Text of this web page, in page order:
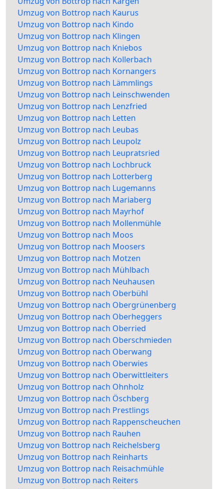
Umzug von Bottrop nach Kaurus
Umzug von Bottrop nach Kindo
Umzug von Bottrop nach Klingen
Umzug von Bottrop nach Kniebos
Umzug von Bottrop nach Kollerbach
Umzug von Bottrop nach Kornangers
Umzug von Bottrop nach Lämmlings
Umzug von Bottrop nach Leinschwenden
Umzug von Bottrop nach Lenzfried
Umzug von Bottrop nach Letten
Umzug von Bottrop nach Leubas
Umzug von Bottrop nach Leupolz
Umzug von Bottrop nach Leupratsried
Umzug von Bottrop nach Lochbruck
Umzug von Bottrop nach Lotterberg
Umzug von Bottrop nach Lugemanns
Umzug von Bottrop nach Mariaberg
Umzug von Bottrop nach Mayrhof
Umzug von Bottrop nach Mollenmühle
Umzug von Bottrop nach Moos
Umzug von Bottrop nach Moosers
Umzug von Bottrop nach Motzen
Umzug von Bottrop nach Mühlbach
Umzug von Bottrop nach Neuhausen
Umzug von Bottrop nach Oberbühl
Umzug von Bottrop nach Obergrünenberg
Umzug von Bottrop nach Oberheggers
Umzug von Bottrop nach Oberried
Umzug von Bottrop nach Oberschmieden
Umzug von Bottrop nach Oberwang
Umzug von Bottrop nach Oberwies
Umzug von Bottrop nach Oberwittleiters
Umzug von Bottrop nach Ohnholz
Umzug von Bottrop nach Öschberg
Umzug von Bottrop nach Prestlings
Umzug von Bottrop nach Rappenscheuchen
Umzug von Bottrop nach Rauhen
Umzug von Bottrop nach Reichelsberg
Umzug von Bottrop nach Reinharts
Umzug von Bottrop nach Reisachmühle
Umzug von Bottrop nach Reiters